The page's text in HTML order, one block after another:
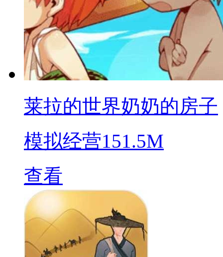
莱拉的世界奶奶的房子
模拟经营151.5M
查看